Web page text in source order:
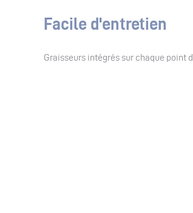
Facile d'entretien
Graisseurs intégrés sur chaque point